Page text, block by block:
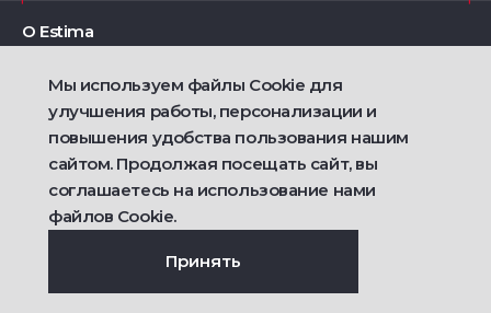
О Estima
Дизайнерам
Фирменные салоны
2021 — 2026 © Estima
Политика конфиденциальности
Договор публичной оферты о продаже товаров
Ametist IT
Мы используем файлы Cookie для
улучшения работы, персонализации и
повышения удобства пользования нашим
сайтом. Продолжая посещать сайт, вы
соглашаетесь на использование нами
файлов Cookie.
Принять